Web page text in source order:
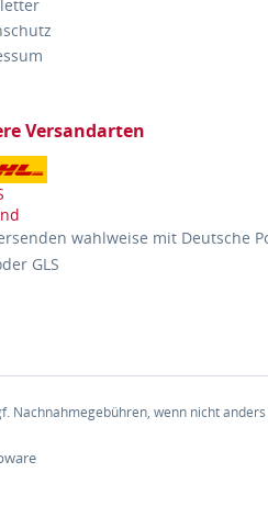
Versandarten
wahlweise mit Deutsche
GLS
Nachnahmegebühren, wenn nicht